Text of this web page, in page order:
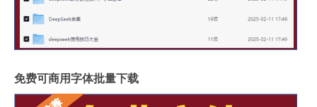
免费可商用字体批量下载